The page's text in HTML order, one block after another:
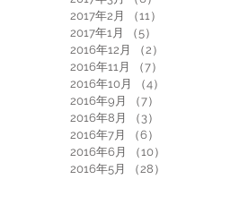
2017年2月
（11）
2017年1月
（5）
2016年12月
（2）
2016年11月
（7）
2016年10月
（4）
2016年9月
（7）
2016年8月
（3）
2016年7月
（6）
2016年6月
（10）
2016年5月
（28）